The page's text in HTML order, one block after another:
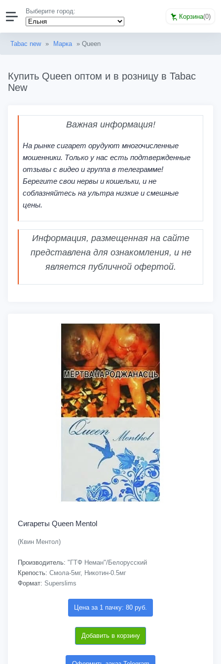
Выберите город:
Корзина(0)
Tabac new » Марка » Queen
Купить Queen оптом и в розницу в Tabac
New
Важная информация!
На рынке сигарет орудуют многочисленные
мошенники. Только у нас есть подтвержденные
отзывы с видео и группа в телеграмме!
Берегите свои нервы и кошельки, и не
соблазняйтесь на ультра низкие и смешные
цены.
Информация, размещенная на сайте
представлена для ознакомления, и не
является публичной офертой.
Сигареты Queen Mentol
(Квин Ментол)
Производитель: "ГТФ Неман"/Белорусский
Крепость: Смола-5мг, Никотин-0.5мг
Формат: Superslims
Цена за 1 пачку: 80 руб.
Добавить в корзину